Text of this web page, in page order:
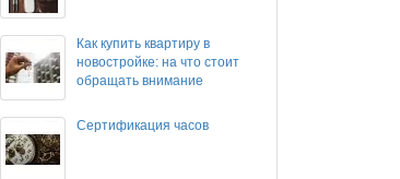
Как купить квартиру в
новостройке: на что стоит
обращать внимание
Сертификация часов